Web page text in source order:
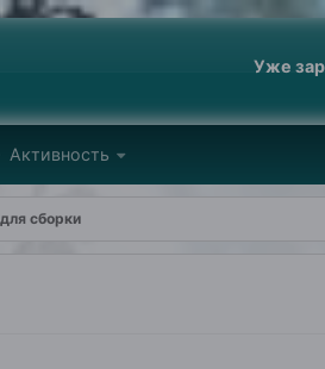
Уже
Активность
сборки